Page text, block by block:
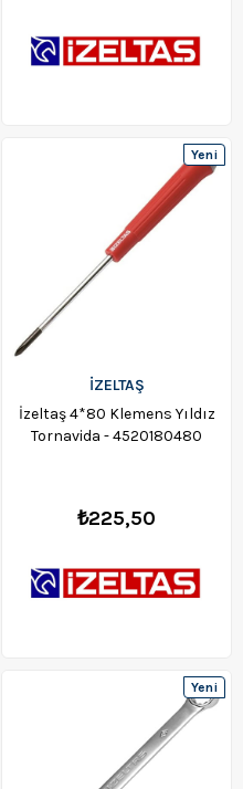
İZELTAŞ
İzeltaş 4*80 Klemens Yıldız
Tornavida - 4520180480
₺225,50
Yeni
Ürün
Yeni
Ürün